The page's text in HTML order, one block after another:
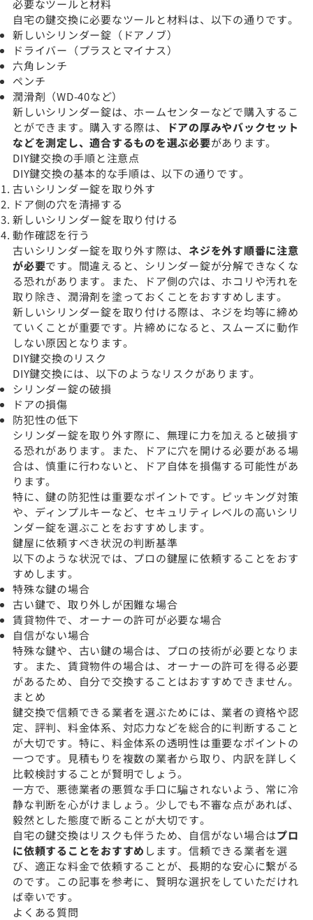
必要なツールと材料
自宅の鍵交換に必要なツールと材料は、以下の通りです。
新しいシリンダー錠（ドアノブ）
ドライバー（プラスとマイナス）
六角レンチ
ペンチ
潤滑剤（WD-40など）
新しいシリンダー錠は、ホームセンターなどで購入するこ
とができます。購入する際は、
ドアの厚みやバックセット
などを測定し、適合するものを選ぶ必要があります。
DIY鍵交換の手順と注意点
DIY鍵交換の基本的な手順は、以下の通りです。
古いシリンダー錠を取り外す
ドア側の穴を清掃する
新しいシリンダー錠を取り付ける
動作確認を行う
古いシリンダー錠を取り外す際は、 ネジを外す順番に注意
が必要です。間違えると、シリンダー錠が分解できなくな
る恐れがあります。また、ドア側の穴は、ホコリや汚れを
取り除き、潤滑剤を塗っておくことをおすすめします。
新しいシリンダー錠を取り付ける際は、ネジを均等に締め
ていくことが重要です。片締めになると、スムーズに動作
しない原因となります。
DIY鍵交換のリスク
DIY鍵交換には、以下のようなリスクがあります。
シリンダー錠の破損
ドアの損傷
防犯性の低下
シリンダー錠を取り外す際に、無理に力を加えると破損す
る恐れがあります。また、ドアに穴を開ける必要がある場
合は、慎重に行わないと、ドア自体を損傷する可能性があ
ります。
特に、鍵の防犯性は重要なポイントです。ピッキング対策
や、ディンプルキーなど、セキュリティレベルの高いシリ
ンダー錠を選ぶことをおすすめします。
鍵屋に依頼すべき状況の判断基準
以下のような状況では、プロの鍵屋に依頼することをおす
すめします。
特殊な鍵の場合
古い鍵で、取り外しが困難な場合
賃貸物件で、オーナーの許可が必要な場合
自信がない場合
特殊な鍵や、古い鍵の場合は、プロの技術が必要となりま
す。また、賃貸物件の場合は、オーナーの許可を得る必要
があるため、自分で交換することはおすすめできません。
まとめ
鍵交換で信頼できる業者を選ぶためには、業者の資格や認
定、評判、料金体系、対応力などを総合的に判断すること
が大切です。特に、料金体系の透明性は重要なポイントの
一つです。見積もりを複数の業者から取り、内訳を詳しく
比較検討することが賢明でしょう。
一方で、悪徳業者の悪質な手口に騙されないよう、常に冷
静な判断を心がけましょう。少しでも不審な点があれば、
毅然とした態度で断ることが大切です。
自宅の鍵交換はリスクも伴うため、自信がない場合はプロ
に依頼することをおすすめ します。信頼できる業者を選
び、適正な料金で依頼することが、長期的な安心に繋がる
のです。この記事を参考に、賢明な選択をしていただけれ
ば幸いです。
よくある質問